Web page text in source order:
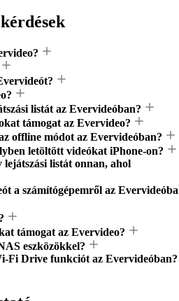
listát az Evervideóban?
támogat az Evervideo?
offline módot az Evervideóban?
letöltött videókat iPhone-on?
listát onnan, ahol
a számítógépemről az
támogat az Evervideo?
eszközökkel?
Fi Drive funkciót az Evervideóban?